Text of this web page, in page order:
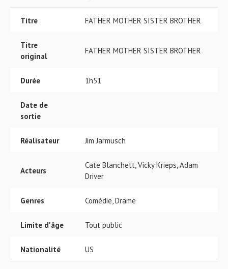
Titre FATHER MOTHER SISTER BROTHER
Titre
original
FATHER MOTHER SISTER BROTHER
Durée 1h51
Date de
sortie
Réalisateur Jim Jarmusch
Acteurs
Cate Blanchett, Vicky Krieps, Adam
Driver
Genres Comédie, Drame
Limite d'âge Tout public
Nationalité US